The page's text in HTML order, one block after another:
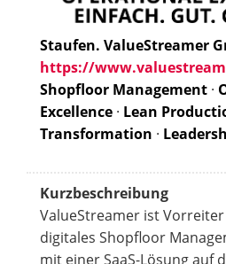
Staufen. ValueStreamer
https://
Shopfloor Management ·
Excellence · Lean
Transformation ·
Kurzbeschreibung
ValueStreamer ist
digitales Shopfloor
mit einer SaaS-Lösung auf